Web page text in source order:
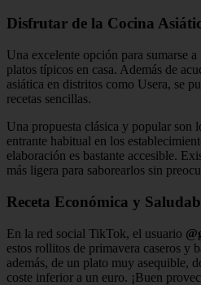
Disfrutar de la Cocina
Una excelente opción para sumarse
platos típicos en casa. Además de
asiática en distritos como Usera, se
recetas sencillas.
Una propuesta clásica y popular son
entrante habitual en los
elaboración es bastante accesible.
más ligera para saborearlos sin
Receta Económica y
En la red social TikTok, el usuario
estos rollitos de primavera caseros y
además, de un plato muy asequible,
coste inferior a un euro. ¡Buen